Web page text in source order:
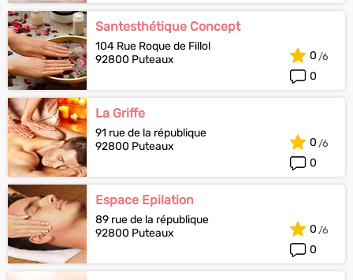
Santesthétique Concept
104 Rue Roque de Fillol
92800 Puteaux
0
0
La Griffe
91 rue de la république
92800 Puteaux
0
0
Espace Epilation
89 rue de la république
92800 Puteaux
0
0